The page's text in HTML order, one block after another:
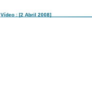
Vídeo : [2 Abril 2008]